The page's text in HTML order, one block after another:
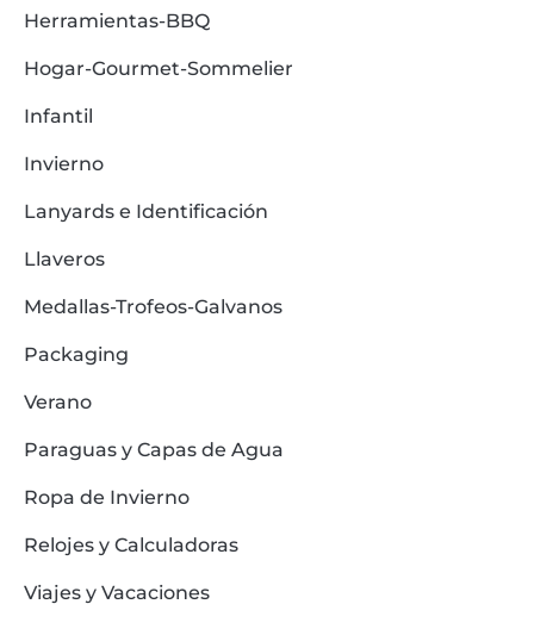
Herramientas-BBQ
Hogar-Gourmet-Sommelier
Infantil
Invierno
Lanyards e Identificación
Llaveros
Medallas-Trofeos-Galvanos
Packaging
Verano
Paraguas y Capas de Agua
Ropa de Invierno
Relojes y Calculadoras
Viajes y Vacaciones